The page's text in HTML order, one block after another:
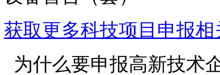
获取更多科技项目申报
为什么要申报高新技术